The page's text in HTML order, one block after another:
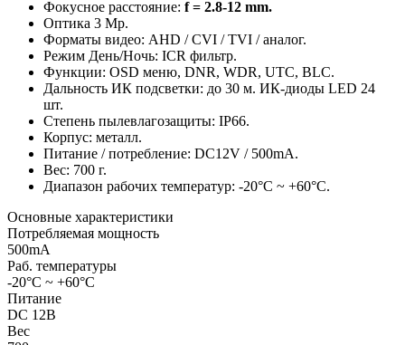
Фокусное расстояние: f = 2.8‐12 mm.
Оптика 3 Мp.
Форматы видео: AHD / CVI / TVI / аналог.
Режим День/Ночь: ICR фильтр.
Функции: OSD меню, DNR, WDR, UTC, BLC.
Дальность ИК подсветки: до 30 м. ИК-диоды LED 24
шт.
Степень пылевлагозащиты: IP66.
Корпус: металл.
Питание / потребление: DC12V / 500mA.
Вес: 700 г.
Диапазон рабочих температур: -20°С ~ +60°С.
Основные характеристики
Потребляемая мощность
500mA
Раб. температуры
-20°С ~ +60°С
Питание
DC 12В
Вес